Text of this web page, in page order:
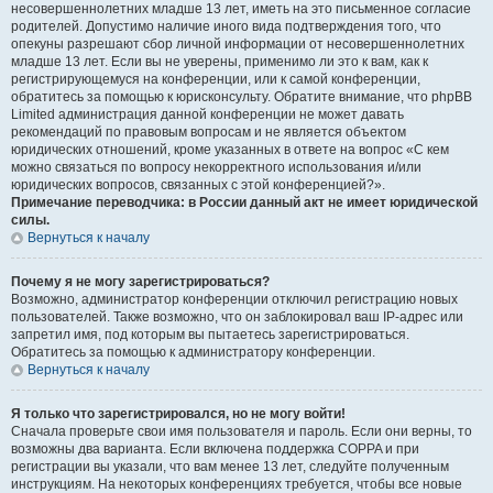
несовершеннолетних младше 13 лет, иметь на это письменное согласие
родителей. Допустимо наличие иного вида подтверждения того, что
опекуны разрешают сбор личной информации от несовершеннолетних
младше 13 лет. Если вы не уверены, применимо ли это к вам, как к
регистрирующемуся на конференции, или к самой конференции,
обратитесь за помощью к юрисконсульту. Обратите внимание, что phpBB
Limited администрация данной конференции не может давать
рекомендаций по правовым вопросам и не является объектом
юридических отношений, кроме указанных в ответе на вопрос «С кем
можно связаться по вопросу некорректного использования и/или
юридических вопросов, связанных с этой конференцией?».
Примечание переводчика: в России данный акт не имеет юридической
силы.
Вернуться к началу
Почему я не могу зарегистрироваться?
Возможно, администратор конференции отключил регистрацию новых
пользователей. Также возможно, что он заблокировал ваш IP-адрес или
запретил имя, под которым вы пытаетесь зарегистрироваться.
Обратитесь за помощью к администратору конференции.
Вернуться к началу
Я только что зарегистрировался, но не могу войти!
Сначала проверьте свои имя пользователя и пароль. Если они верны, то
возможны два варианта. Если включена поддержка COPPA и при
регистрации вы указали, что вам менее 13 лет, следуйте полученным
инструкциям. На некоторых конференциях требуется, чтобы все новые